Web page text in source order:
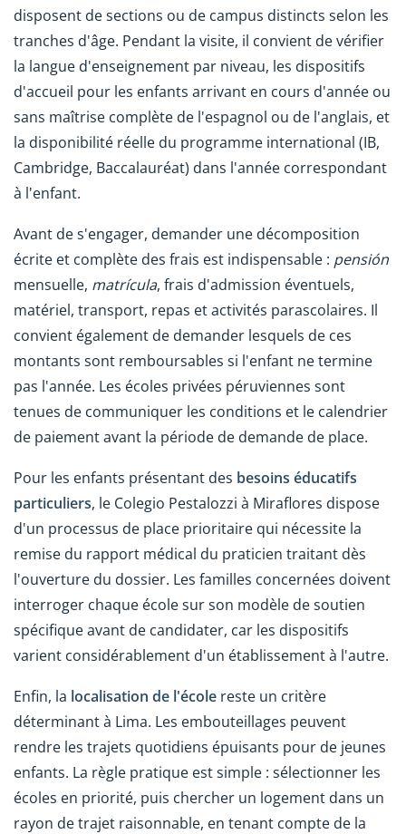
disposent de sections ou de campus distincts selon les
tranches d'âge. Pendant la visite, il convient de vérifier
la langue d'enseignement par niveau, les dispositifs
d'accueil pour les enfants arrivant en cours d'année ou
sans maîtrise complète de l'espagnol ou de l'anglais, et
la disponibilité réelle du programme international (IB,
Cambridge, Baccalauréat) dans l'année correspondant
à l'enfant.
Avant de s'engager, demander une décomposition
écrite et complète des frais est indispensable : pensión
mensuelle, matrícula, frais d'admission éventuels,
matériel, transport, repas et activités parascolaires. Il
convient également de demander lesquels de ces
montants sont remboursables si l'enfant ne termine
pas l'année. Les écoles privées péruviennes sont
tenues de communiquer les conditions et le calendrier
de paiement avant la période de demande de place.
Pour les enfants présentant des besoins éducatifs
particuliers, le Colegio Pestalozzi à Miraflores dispose
d'un processus de place prioritaire qui nécessite la
remise du rapport médical du praticien traitant dès
l'ouverture du dossier. Les familles concernées doivent
interroger chaque école sur son modèle de soutien
spécifique avant de candidater, car les dispositifs
varient considérablement d'un établissement à l'autre.
Enfin, la localisation de l'école reste un critère
déterminant à Lima. Les embouteillages peuvent
rendre les trajets quotidiens épuisants pour de jeunes
enfants. La règle pratique est simple : sélectionner les
écoles en priorité, puis chercher un logement dans un
rayon de trajet raisonnable, en tenant compte de la